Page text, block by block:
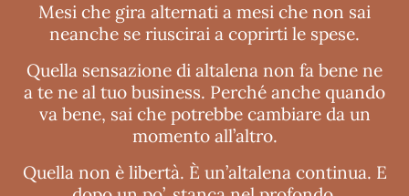
Mesi che gira alternati a mesi che non sai
neanche se riuscirai a coprirti le spese.
Quella sensazione di altalena non fa bene ne
a te ne al tuo business. Perché anche quando
va bene, sai che potrebbe cambiare da un
momento all’altro.
Quella non è libertà. È un’altalena continua. E